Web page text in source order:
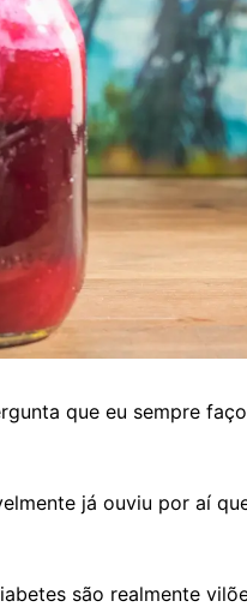
que eu sempre faço
já ouviu por aí
são realmente